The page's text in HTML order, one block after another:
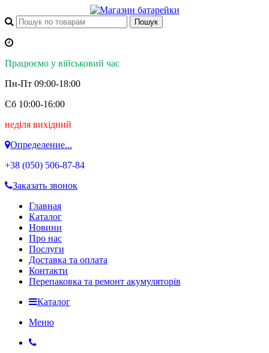
Працюємо у військовий час
Пн-Пт 09:00-18:00
Сб 10:00-16:00
неділя вихідний
Определение...
+38 (050) 506-87-84
Заказать звонок
Главная
Каталог
Новини
Про нас
Послуги
Доставка та оплата
Контакти
Перепаковка та ремонт акумуляторів
Каталог
Меню